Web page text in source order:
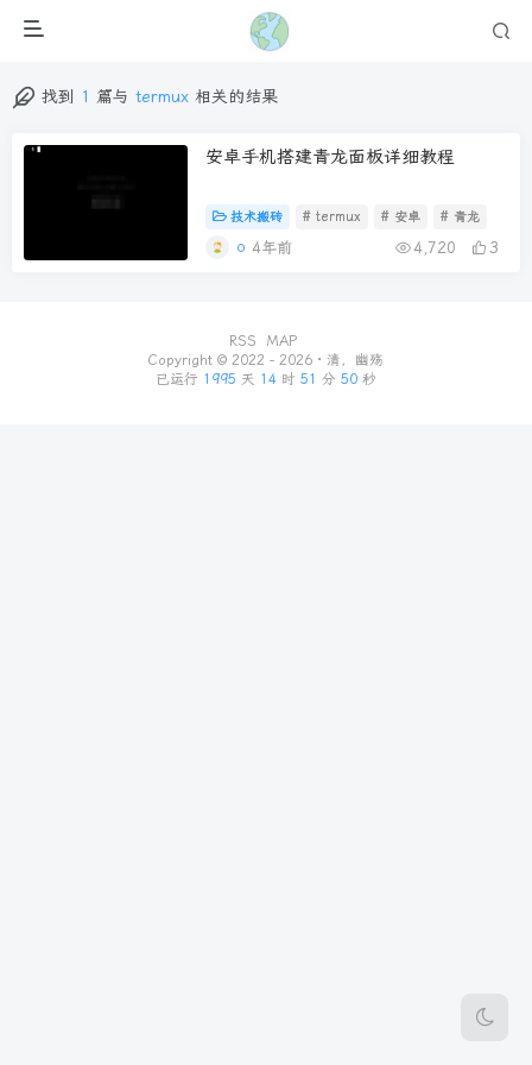
找到 1 篇与 termux 相关的结果
安卓手机搭建青龙面板详细教程
技术搬砖 # termux # 安卓 # 青龙
4年前 4,720 3
RSS
MAP
Copyright © 2022 - 2026 · 清，幽殇
已运行 1995 天 14 时 51 分 50 秒